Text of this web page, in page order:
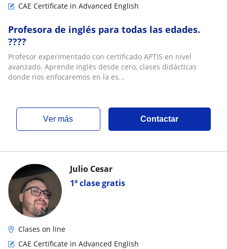
CAE Certificate in Advanced English
Profesora de inglés para todas las edades.
????
Profesor experimentado con certificado APTIS en nivel
avanzado. Aprende inglés desde cero, clases didácticas
donde nos enfocaremos en la es...
ver más Contactar
1ª clase gratis
Julio Cesar
Clases on line
CAE Certificate in Advanced English